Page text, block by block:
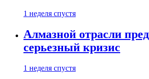
1 неделя спустя
Алмазной отрасли
серьезный кризис
1 неделя спустя